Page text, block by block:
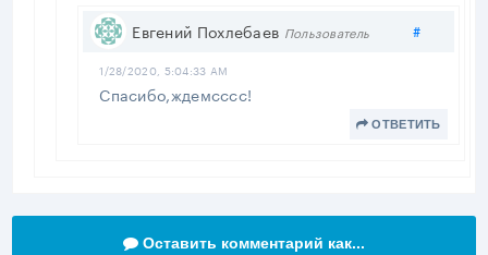
Евгений Похлебаев Пользователь #
1/28/2020, 5:04:33 AM
Спасибо,ждемсссс!
ОТВЕТИТЬ
Оставить комментарий как...